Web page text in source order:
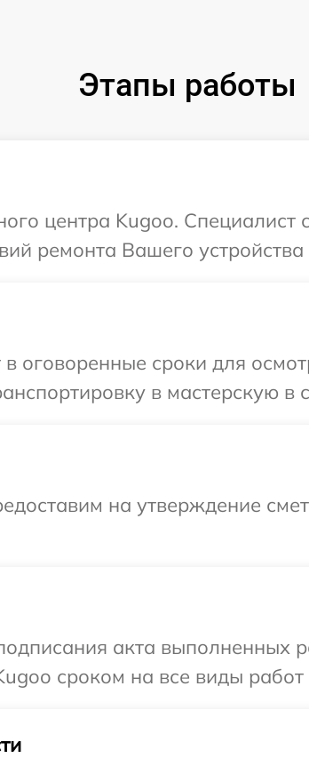
Этапы работы
центра Kugoo.
ремонта Вашего устройства
оговоренные сроки для
в мастерскую в
на утверждение
акта выполненных
сроком на все виды работ